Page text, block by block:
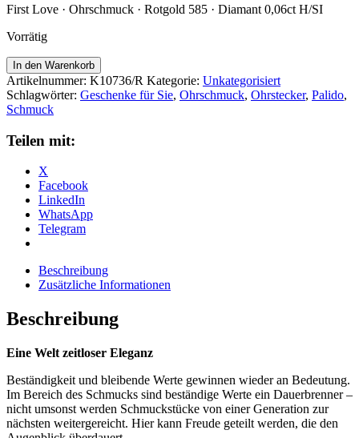
First Love · Ohrschmuck · Rotgold 585 · Diamant 0,06ct H/SI
Vorrätig
Palido
Ohrstecker
Rotgold
K10736/R
In den Warenkorb
Artikelnummer: K10736/R Kategorie: Unkategorisiert
Schlagwörter: Geschenke für Sie, Ohrschmuck, Ohrstecker, Palido,
Schmuck
Teilen mit:
X
Facebook
LinkedIn
WhatsApp
Telegram
Beschreibung
Zusätzliche Informationen
Beschreibung
Eine Welt zeitloser Eleganz
Beständigkeit und bleibende Werte gewinnen wieder an Bedeutung.
Im Bereich des Schmucks sind beständige Werte ein Dauerbrenner –
nicht umsonst werden Schmuckstücke von einer Generation zur
nächsten weitergereicht. Hier kann Freude geteilt werden, die den